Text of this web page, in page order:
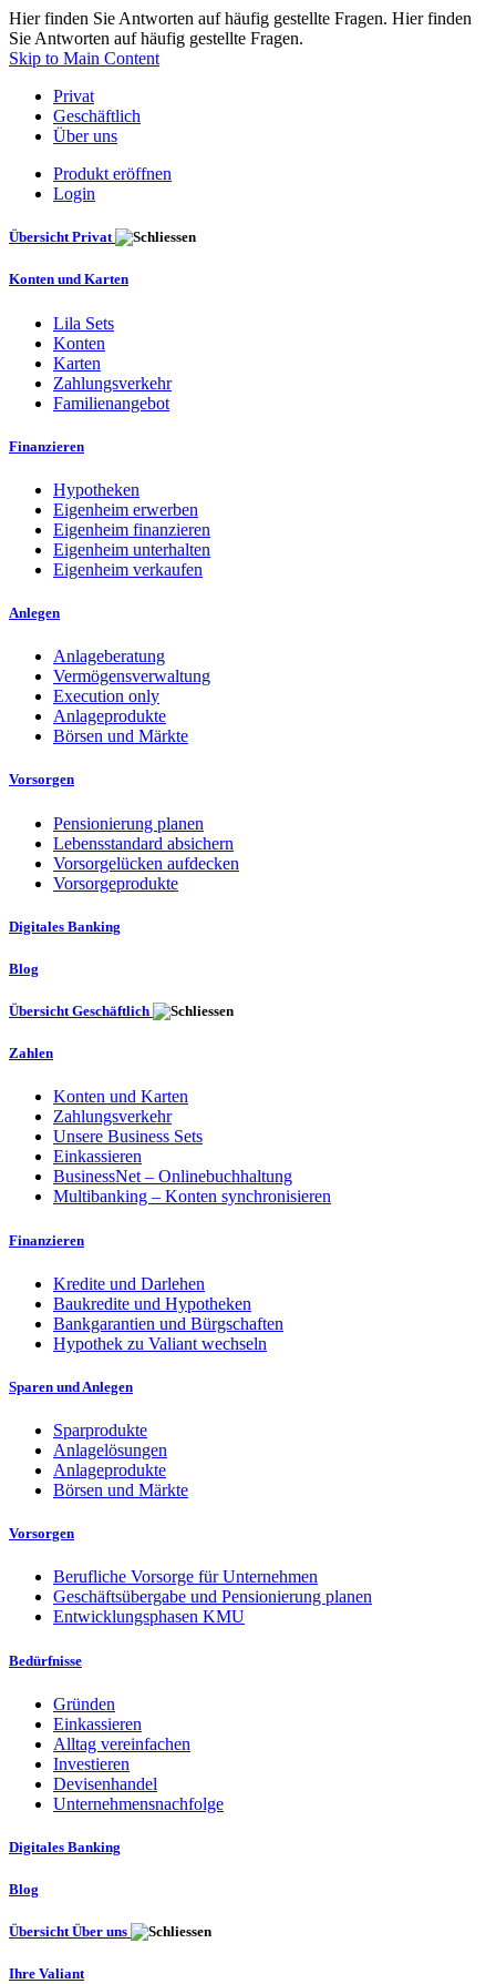
Hier finden Sie Antworten auf häufig gestellte Fragen. Hier finden
Sie Antworten auf häufig gestellte Fragen.
Skip to Main Content
Privat
Geschäftlich
Über uns
Produkt eröffnen
Login
Übersicht Privat
Konten und Karten
Lila Sets
Konten
Karten
Zahlungsverkehr
Familienangebot
Finanzieren
Hypotheken
Eigenheim erwerben
Eigenheim finanzieren
Eigenheim unterhalten
Eigenheim verkaufen
Anlegen
Anlageberatung
Vermögensverwaltung
Execution only
Anlageprodukte
Börsen und Märkte
Vorsorgen
Pensionierung planen
Lebensstandard absichern
Vorsorgelücken aufdecken
Vorsorgeprodukte
Digitales Banking
Blog
Übersicht Geschäftlich
Zahlen
Konten und Karten
Zahlungsverkehr
Unsere Business Sets
Einkassieren
BusinessNet – Onlinebuchhaltung
Multibanking – Konten synchronisieren
Finanzieren
Kredite und Darlehen
Baukredite und Hypotheken
Bankgarantien und Bürgschaften
Hypothek zu Valiant wechseln
Sparen und Anlegen
Sparprodukte
Anlagelösungen
Anlageprodukte
Börsen und Märkte
Vorsorgen
Berufliche Vorsorge für Unternehmen
Geschäftsübergabe und Pensionierung planen
Entwicklungsphasen KMU
Bedürfnisse
Gründen
Einkassieren
Alltag vereinfachen
Investieren
Devisenhandel
Unternehmensnachfolge
Digitales Banking
Blog
Übersicht Über uns
Ihre Valiant